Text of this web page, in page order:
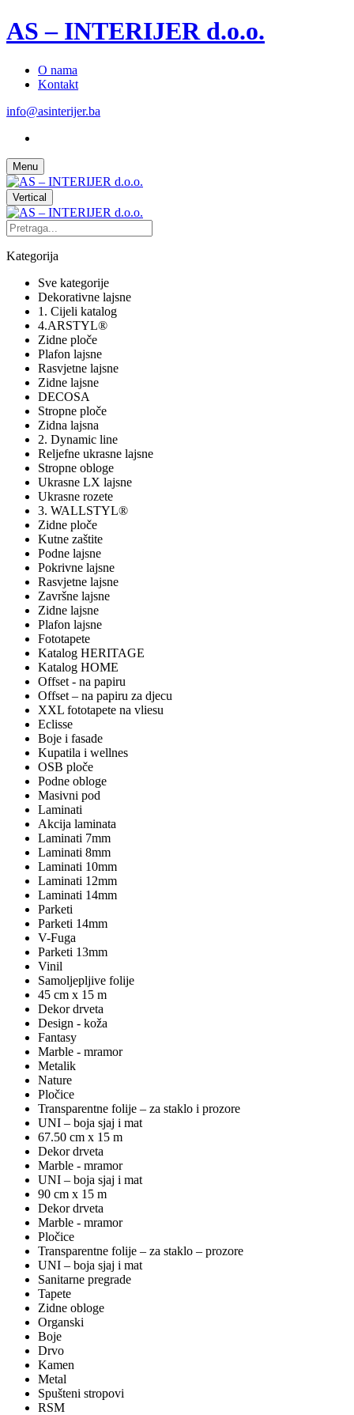
AS – INTERIJER d.o.o.
O nama
Kontakt
info@asinterijer.ba
Menu
Vertical
Kategorija
Sve kategorije
Dekorativne lajsne
1. Cijeli katalog
4.ARSTYL®
Zidne ploče
Plafon lajsne
Rasvjetne lajsne
Zidne lajsne
DECOSA
Stropne ploče
Zidna lajsna
2. Dynamic line
Reljefne ukrasne lajsne
Stropne obloge
Ukrasne LX lajsne
Ukrasne rozete
3. WALLSTYL®
Zidne ploče
Kutne zaštite
Podne lajsne
Pokrivne lajsne
Rasvjetne lajsne
Završne lajsne
Zidne lajsne
Plafon lajsne
Fototapete
Katalog HERITAGE
Katalog HOME
Offset - na papiru
Offset – na papiru za djecu
XXL fototapete na vliesu
Eclisse
Boje i fasade
Kupatila i wellnes
OSB ploče
Podne obloge
Masivni pod
Laminati
Akcija laminata
Laminati 7mm
Laminati 8mm
Laminati 10mm
Laminati 12mm
Laminati 14mm
Parketi
Parketi 14mm
V-Fuga
Parketi 13mm
Vinil
Samoljepljive folije
45 cm x 15 m
Dekor drveta
Design - koža
Fantasy
Marble - mramor
Metalik
Nature
Pločice
Transparentne folije – za staklo i prozore
UNI – boja sjaj i mat
67.50 cm x 15 m
Dekor drveta
Marble - mramor
UNI – boja sjaj i mat
90 cm x 15 m
Dekor drveta
Marble - mramor
Pločice
Transparentne folije – za staklo – prozore
UNI – boja sjaj i mat
Sanitarne pregrade
Tapete
Zidne obloge
Organski
Boje
Drvo
Kamen
Metal
Spušteni stropovi
RSM